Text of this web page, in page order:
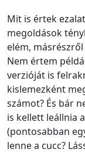
Mit is értek
megoldások
elém,
Nem értem
verzióját is
kislemezként
számot? És bár
is kellett leállnia
(pontosabban
lenne a cucc?